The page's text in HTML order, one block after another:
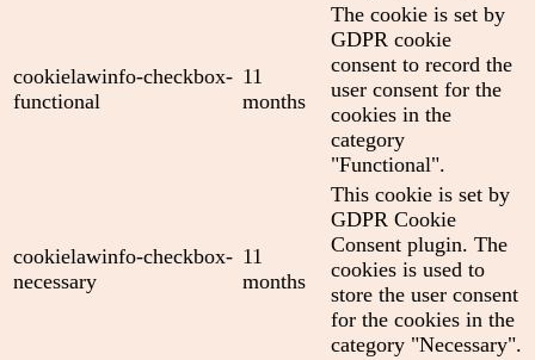
cookielawinfo-checkbox-
functional
11
months
The cookie is set by
GDPR cookie
consent to record the
user consent for the
cookies in the
category
"Functional".
cookielawinfo-checkbox-
necessary
11
months
This cookie is set by
GDPR Cookie
Consent plugin. The
cookies is used to
store the user consent
for the cookies in the
category "Necessary".